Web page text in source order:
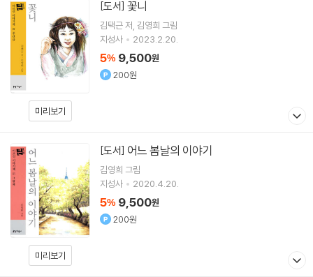
미리보기
[도서] 꽃니
김택근저 김영희 그림
지성사
2023.2.20.
5% 9,500원
200원
미리보기
[도서] 어느 봄날의 이야기
김영희 그림
지성사
2020.4.20.
5% 9,500원
200원